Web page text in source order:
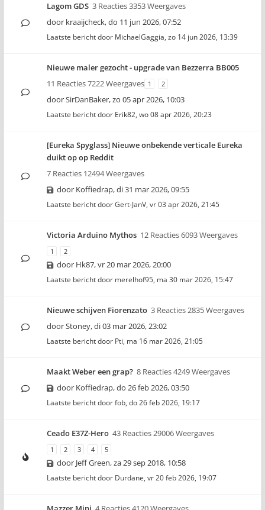
Lagom GDS 3 Reacties 3353 Weergaves
door kraaijcheck,do 11 jun 2026, 07:52
Laatste bericht door MichaelGaggia, zo 14 jun 2026, 13:39
Nieuwe maler gezocht - upgrade van Bezzerra BB005
11 Reacties 7222 Weergaves 1 2
doorSirDanBaker,zo 05 apr 2026, 10:03
Laatste bericht door Erik82, wo 08 apr 2026, 20:23
[Eureka Spyglass] Nieuwe onbekende verticale Eureka
duikt op op Reddit
7 Reacties 12494 Weergaves
door Koffiedrap,di 31 mar 2026, 09:55
Laatste bericht doorGert-JanV, vr 03 apr 2026, 21:45
Victoria Arduino Mythos 12 Reacties 6093 Weergaves
1 2
door Hk87,vr 20 mar 2026, 20:00
Laatste bericht door merelhof95, ma 30 mar 2026, 15:47
Nieuwe schijven Fiorenzato 3 Reacties 2835 Weergaves
doorStoney,di 03 mar 2026, 23:02
Laatste bericht door Pti, ma 16 mar 2026, 21:05
Maakt Weber een grap? 8 Reacties 4249 Weergaves
door Koffiedrap,do 26 feb 2026, 03:50
Laatste bericht doorfob, do 26 feb 2026, 19:17
Ceado E37Z-Hero 43 Reacties 29006 Weergaves
1 2 3 4 5
door Jeff Green,za 29 sep 2018, 10:58
Laatste bericht door Durdane, vr 20 feb 2026, 19:07